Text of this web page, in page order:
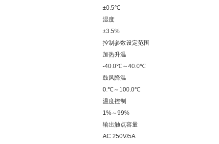
±0.5℃
湿度
±3.5%
控制参数设定范围
加热升温
-40.0℃～40.0℃
鼓风降温
0.℃～100.0℃
温度控制
1%～99%
输出触点容量
AC 250V/5A